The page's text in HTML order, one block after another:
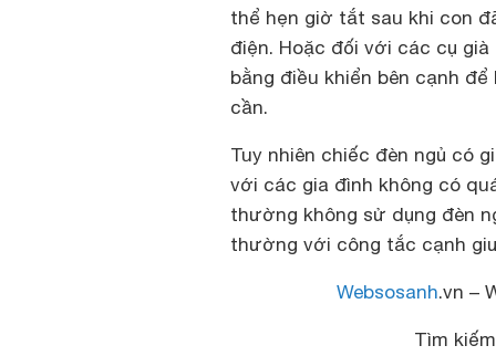
thể hẹn giờ tắt sau khi con
điện. Hoặc đối với các cụ
bằng điều khiển bên cạnh
cần.
Tuy nhiên chiếc đèn ngủ có
với các gia đình không có
thường không sử dụng đèn
thường với công tắc cạnh
Websosanh.vn –
Tìm